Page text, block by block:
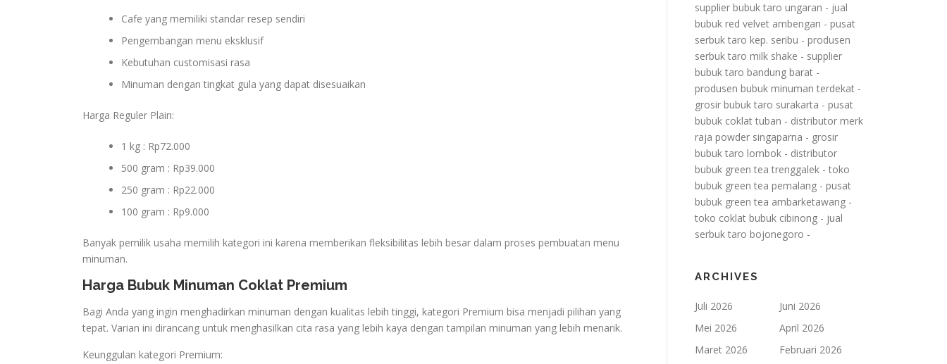
Cafe yang memiliki standar resep sendiri
Pengembangan menu eksklusif
Kebutuhan customisasi rasa
Minuman dengan tingkat gula yang dapat disesuaikan
Harga Reguler Plain:
1 kg : Rp72.000
500 gram : Rp39.000
250 gram : Rp22.000
100 gram : Rp9.000
Banyak pemilik usaha memilih kategori ini karena memberikan fleksibilitas lebih besar dalam proses pembuatan menu
minuman.
Harga Bubuk Minuman Coklat Premium
Bagi Anda yang ingin menghadirkan minuman dengan kualitas lebih tinggi, kategori Premium bisa menjadi pilihan yang
tepat. Varian ini dirancang untuk menghasilkan cita rasa yang lebih kaya dengan tampilan minuman yang lebih menarik.
Keunggulan kategori Premium:
supplier bubuk taro ungaran - jual
bubuk red velvet ambengan - pusat
serbuk taro kep. seribu - produsen
serbuk taro milk shake - supplier
bubuk taro bandung barat -
produsen bubuk minuman terdekat -
grosir bubuk taro surakarta - pusat
bubuk coklat tuban - distributor merk
raja powder singaparna - grosir
bubuk taro lombok - distributor
bubuk green tea trenggalek - toko
bubuk green tea pemalang - pusat
bubuk green tea ambarketawang -
toko coklat bubuk cibinong - jual
serbuk taro bojonegoro -
ARCHIVES
Juli 2026
Juni 2026
Mei 2026
April 2026
Maret 2026
Februari 2026